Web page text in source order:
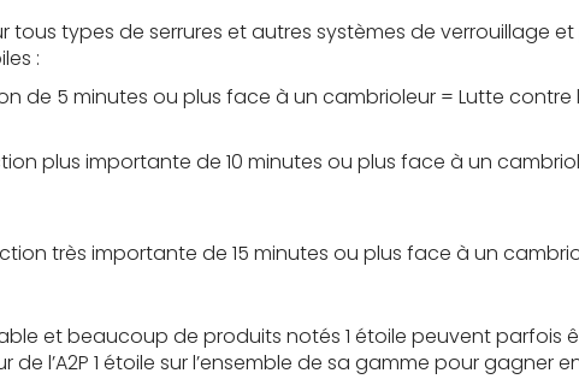
tous types de serrures et autres systèmes de verrouillage
:
de 5 minutes ou plus face à un cambrioleur = Lutte
plus importante de 10 minutes ou plus face à un
très importante de 15 minutes ou plus face à un
et beaucoup de produits notés 1 étoile peuvent parfois
l’A2P 1 étoile sur l’ensemble de sa gamme pour gagner